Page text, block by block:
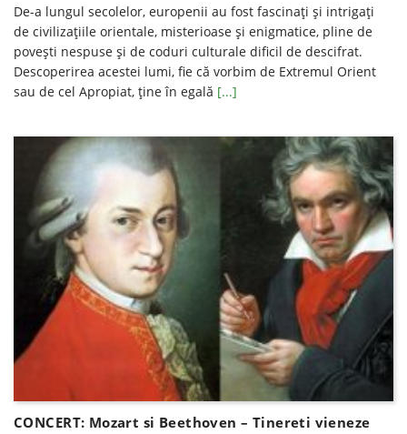
De-a lungul secolelor, europenii au fost fascinați și intrigați
de civilizațiile orientale, misterioase și enigmatice, pline de
povești nespuse și de coduri culturale dificil de descifrat.
Descoperirea acestei lumi, fie că vorbim de Extremul Orient
sau de cel Apropiat, ține în egală [...]
CONCERT: Mozart si Beethoven – Tinereti vieneze